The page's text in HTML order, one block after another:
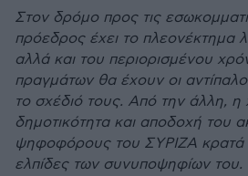
Στον δρόµο προς τις
πρόεδρος έχει το πλεονέκτηµα
αλλά και του περιορισµένου
πραγµάτων θα έχουν οι
το σχέδιό τους. Από την άλλη, η
δηµοτικότητα και αποδοχή του
ψηφοφόρους του ΣΥΡΙΖΑ κρατά
ελπίδες των συνυποψηφίων του.